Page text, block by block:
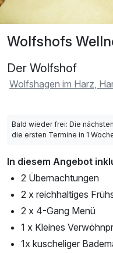
Wolfshofs
Der Wolfshof
Wolfshagen im Harz,
Bald wieder frei: Die
die ersten Termine in 1
In diesem Angebot
2 Übernachtungen
2 x reichhaltiges
2 x 4-Gang Menü
1 x Kleines
1x kuscheliger